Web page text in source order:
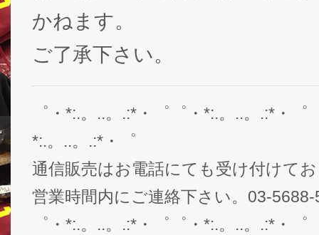
かねます。
ご了承下さい。
゜・*:.。..。.:*・゜゜・*:.。..。.:*・
*:.。..。.:*・゜
通信販売はお電話にても受け付けて
営業時間内にご連絡下さい。03-5688-
゜・*:.。..。.:*・゜゜・*:.。..。.:*・